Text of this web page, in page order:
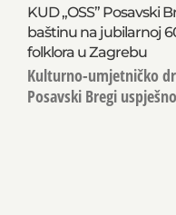
KUD „OSS” Posavski
baštinu na jubilarnoj
folklora u Zagrebu
Kulturno-umjetničko
Posavski Bregi